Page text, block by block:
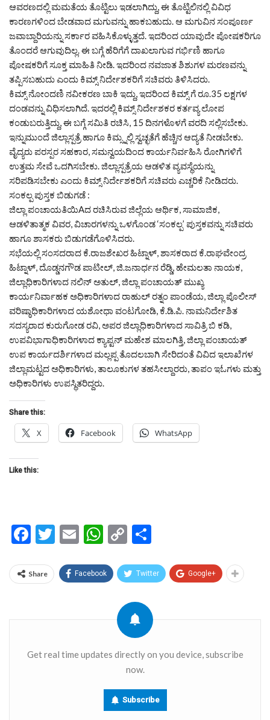
ಆವರಣದಲ್ಲಿ ಮಮತೆಯ ತೊಟ್ಟಿಲು ಇಡಲಾಗಿದ್ದು, ಈ ತೊಟ್ಟಿಲಿನಲ್ಲಿ ವಿವಿಧ
ಕಾರಣಗಳಿಂದ ಬೇಡವಾದ ಮಗುವನ್ನು ಹಾಕಬಹುದು. ಆ ಮಗುವಿನ ಸಂಪೂರ್ಣ
ಜವಾಬ್ದಾರಿಯನ್ನು ಸರ್ಕಾರ ವಹಿಸಿಕೊಳ್ಳುತ್ತದೆ. ಇದರಿಂದ ಯಾವುದೇ ಪೋಷಕರಿಗೂ
ತೊಂದರೆ ಆಗುವುದಿಲ್ಲ. ಈ ಬಗ್ಗೆ ಹೆರಿಗೆಗೆ ದಾಖಲಾಗುವ ಗರ್ಭಿಣಿ ಹಾಗೂ
ಪೋಷಕರಿಗೆ ಸೂಕ್ತ ಮಾಹಿತಿ ನೀಡಿ. ಇದರಿಂದ ನವಜಾತ ಶಿಶುಗಳ ಮರಣವನ್ನು
ತಪ್ಪಿಸಬಹುದು ಎಂದು ಕಿಮ್ಸ್ ನಿರ್ದೇಶಕರಿಗೆ ಸಚಿವರು ತಿಳಿಸಿದರು.
ಕಿಮ್ಸ್ ನೋಂದಣಿ ನವೀಕರಣ ಬಾಕಿ ಇದ್ದು, ಇದರಿಂದ ಕಿಮ್ಸ್ ಗೆ ರೂ.35 ಲಕ್ಷಗಳ
ದಂಡವನ್ನು ವಿಧಿಸಲಾಗಿದೆ. ಇದರಲ್ಲಿ ಕಿಮ್ಸ್ ನಿರ್ದೇಶಕರ ಕರ್ತವ್ಯ ಲೋಪ
ಕಂಡುಬರುತ್ತಿದ್ದು, ಈ ಬಗ್ಗೆ ಸಮಿತಿ ರಚಿಸಿ, 15 ದಿನಗಳೊಳಗೆ ವರದಿ ಸಲ್ಲಿಸಬೇಕು.
ಇನ್ನುಮುಂದೆ ಜಿಲ್ಲಾಸ್ಪತ್ರೆ ಹಾಗೂ ಕಿಮ್ಸ್ನಲ್ಲಿ ಸ್ವಚ್ಛತೆಗೆ ಹೆಚ್ಚಿನ ಆದ್ಯತೆ ನೀಡಬೇಕು.
ವೈದ್ಯರು ಪರಸ್ಪರ ಸಹಕಾರ, ಸಮನ್ವಯದಿಂದ ಕಾರ್ಯನಿರ್ವಹಿಸಿ ರೋಗಿಗಳಿಗೆ
ಉತ್ತಮ ಸೇವೆ ಒದಗಿಸಬೇಕು. ಜಿಲ್ಲಾಸ್ಪತ್ರೆಯ ಆಡಳಿತ ವ್ಯವಸ್ಥೆಯನ್ನು
ಸರಿಪಡಿಸಬೇಕು ಎಂದು ಕಿಮ್ಸ್ ನಿರ್ದೇಶಕರಿಗೆ ಸಚಿವರು ಎಚ್ಚರಿಕೆ ನೀಡಿದರು.
ಸಂಕಲ್ಪ ಪುಸ್ತಕ ಬಿಡುಗಡೆ :
ಜಿಲ್ಲಾ ಪಂಚಾಯತಿಯಿAದ ರಚಿಸಿರುವ ಜಿಲ್ಲೆಯ ಆರ್ಥಿಕ, ಸಾಮಾಜಿಕ,
ಆಡಳಿತಾತ್ಮಕ ವಿವರ, ವಿಚಾರಗಳನ್ನು ಒಳಗೊಂಡ ‘ಸಂಕಲ್ಪ’ ಪುಸ್ತಕವನ್ನು ಸಚಿವರು
ಹಾಗೂ ಶಾಸಕರು ಬಿಡುಗಡೆಗೊಳಿಸಿದರು.
ಸಭೆಯಲ್ಲಿ ಸಂಸದರಾದ ಕೆ.ರಾಜಶೇಖರ ಹಿಟ್ನಾಳ್, ಶಾಸಕರಾದ ಕೆ.ರಾಘವೇಂದ್ರ
ಹಿಟ್ನಾಳ್, ದೊಡ್ಡನಗೌಡ ಪಾಟೀಲ್, ಜಿ.ಜನಾರ್ಧನ ರೆಡ್ಡಿ, ಹೇಮಲತಾ ನಾಯಕ,
ಜಿಲ್ಲಾಧಿಕಾರಿಗಳಾದ ನಲಿನ್ ಅತುಲ್, ಜಿಲ್ಲಾ ಪಂಚಾಯತ್ ಮುಖ್ಯ
ಕಾರ್ಯನಿರ್ವಾಹಕ ಅಧಿಕಾರಿಗಳಾದ ರಾಹುಲ್ ರತ್ನಂ ಪಾಂಡೆಯ, ಜಿಲ್ಲಾ ಪೊಲೀಸ್
ವರಿಷ್ಠಾಧಿಕಾರಿಗಳಾದ ಯಶೋಧಾ ವಂಟಗೋಡಿ, ಕೆ.ಡಿ.ಪಿ. ನಾಮನಿರ್ದೇಶಿತ
ಸದಸ್ಯರಾದ ಕುರುಗೋಡ ರವಿ, ಅಪರ ಜಿಲ್ಲಾಧಿಕಾರಿಗಳಾದ ಸಾವಿತ್ರಿ ಬಿ ಕಡಿ,
ಉಪವಿಭಾಗಾಧಿಕಾರಿಗಳಾದ ಕ್ಯಾಪ್ಟನ್ ಮಹೇಶ ಮಾಲಗಿತ್ತಿ, ಜಿಲ್ಲಾ ಪಂಚಾಯತ್
ಉಪ ಕಾರ್ಯದರ್ಶಿಗಳಾದ ಮಲ್ಲಪ್ಪ ತೊದಲಬಾಗಿ ಸೇರಿದಂತೆ ವಿವಿದ ಇಲಾಖೆಗಳ
ಜಿಲ್ಲಾಮಟ್ಟದ ಅಧಿಕಾರಿಗಳು, ತಾಲೂಕುಗಳ ತಹಸೀಲ್ದಾರರು, ತಾಪಂ ಇಓಗಳು ಮತ್ತು
ಅಧಿಕಾರಿಗಳು ಉಪಸ್ಥಿತರಿದ್ದರು.
Share this:
X Facebook WhatsApp
Like this:
Facebook
Twitter
EmailWhatsApp
Copy
Share Facebook Twitter Google+
Get real time updates directly on you device, subscribe
now.
Subscribe